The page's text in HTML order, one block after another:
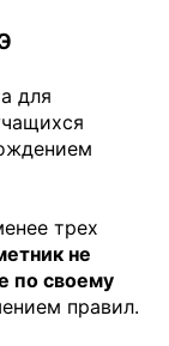
для
трех
не
по своему
правил.